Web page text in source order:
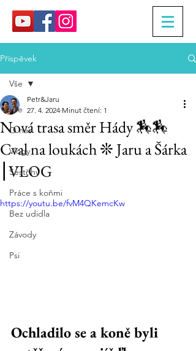
Příspěvek
Vše
O nás
Vlogy
Sestřihy
Práce s koňmi
Bez udidla
Závody
Psi
Vše
Nová trasa směr Hády 🏇🏇
Cval na loukách ❊ Jaru a Šárka
⎮VLOG
Petr&Jaru
27. 4. 2024 Minut čtení: 1
https://youtu.be/fvM4QKemcKw
Ochladilo se a koně byli